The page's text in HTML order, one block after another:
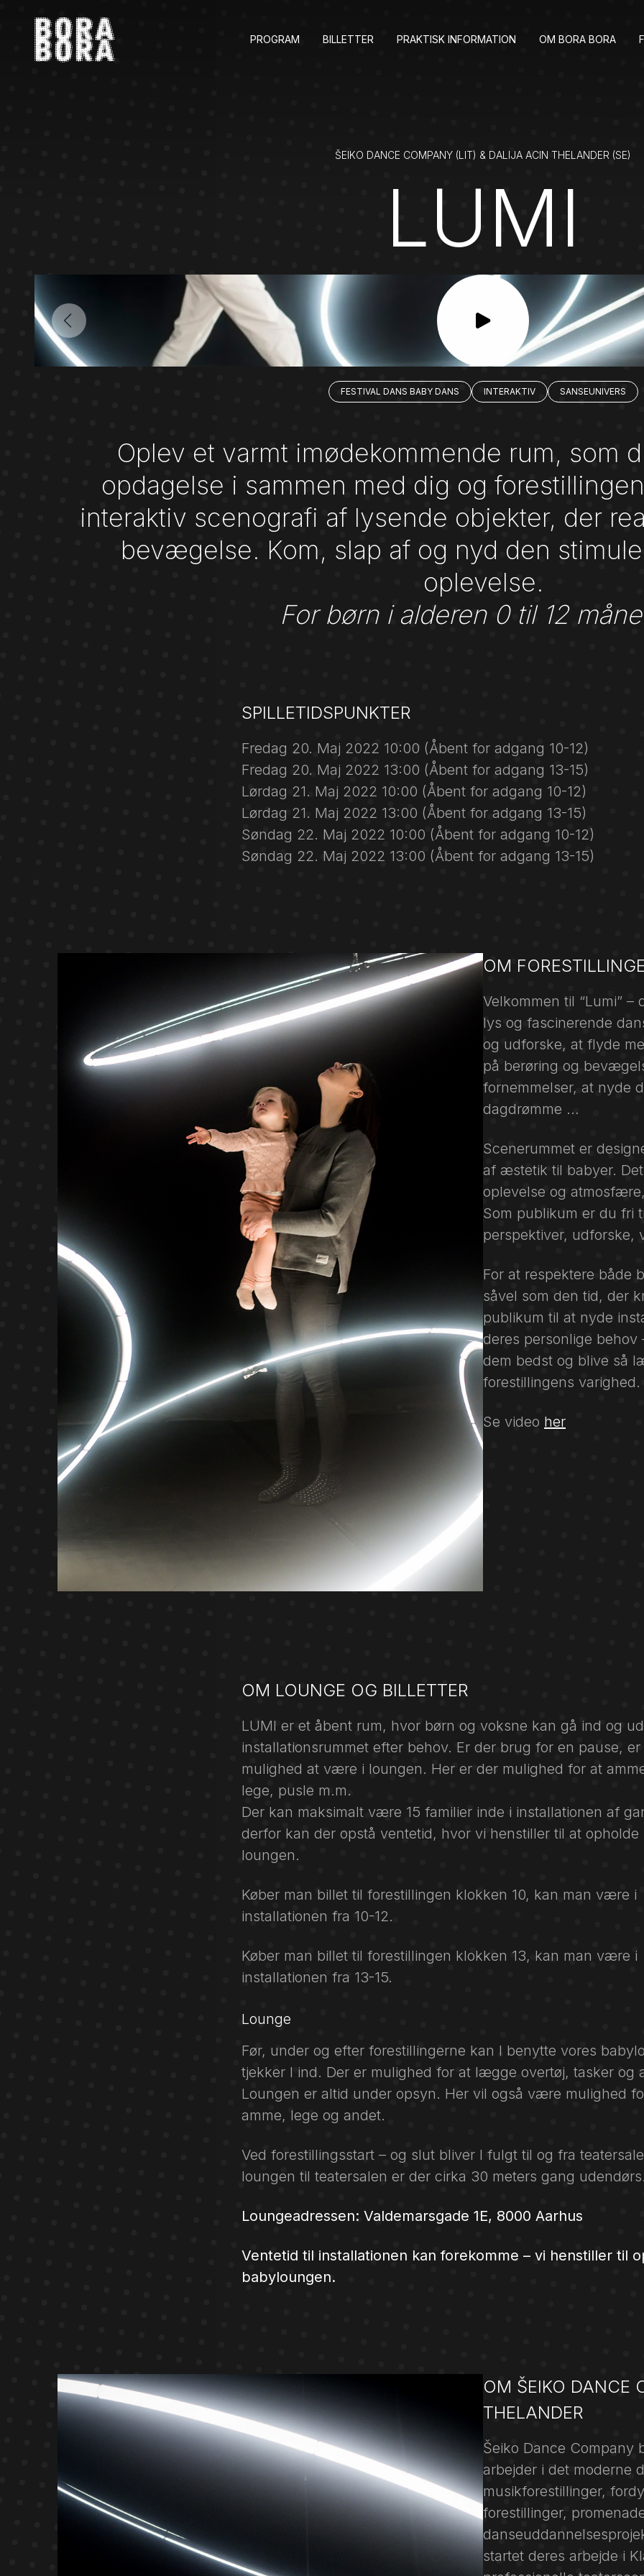
PROGRAM BILLETTER PRAKTISK INFORMATION OM BORA BORA
ŠEIKO DANCE COMPANY (LIT) & DALIJA ACIN THELANDER (SE)
LUMI
FESTIVAL DANS BABY DANS INTERAKTIV SANSEUNIVERS
Oplev et varmt imødekommende rum, som
opdagelse i sammen med dig og
interaktiv scenografi af lysende objekter, der
bevægelse. Kom, slap af og nyd den
oplevelse.
For børn i alderen 0 til 12
SPILLETIDSPUNKTER
Fredag 20. Maj 2022 10:00 (Åbent for adgang 10-12)
Fredag 20. Maj 2022 13:00 (Åbent for adgang 13-15)
Lørdag 21. Maj 2022 10:00 (Åbent for adgang 10-12)
Lørdag 21. Maj 2022 13:00 (Åbent for adgang 13-15)
Søndag 22. Maj 2022 10:00 (Åbent for adgang 10-12)
Søndag 22. Maj 2022 13:00 (Åbent for adgang 13-15)
OM
Velkommen til “Lumi”
lys og fascinerende
og udforske, at flyde
på berøring og
fornemmelser, at nyde
dagdrømme …
Scenerummet er
af æstetik til babyer.
oplevelse og
Som publikum er du fri
perspektiver,
For at respektere både
såvel som den tid, der
publikum til at nyde
deres personlige
dem bedst og blive så
forestillingens varighed.
Se video her
OM LOUNGE OG BILLETTER
LUMI er et åbent rum, hvor børn og voksne kan gå ind og
installationsrummet efter behov. Er der brug for en pause,
mulighed at være i loungen. Her er der mulighed for at
lege, pusle m.m.
Der kan maksimalt være 15 familier inde i installationen af
derfor kan der opstå ventetid, hvor vi henstiller til at opholde
loungen.
Køber man billet til forestillingen klokken 10, kan man være i
installationen fra 10-12.
Køber man billet til forestillingen klokken 13, kan man være i
installationen fra 13-15.
Lounge
Før, under og efter forestillingerne kan I benytte vores
tjekker I ind. Der er mulighed for at lægge overtøj, tasker og
Loungen er altid under opsyn. Her vil også være mulighed
amme, lege og andet.
Ved forestillingsstart – og slut bliver I fulgt til og fra
loungen til teatersalen er der cirka 30 meters gang
Loungeadressen: Valdemarsgade 1E, 8000 Aarhus
Ventetid til installationen kan forekomme – vi henstiller til
babyloungen.
OM ŠEIKO DANCE
THELANDER
Šeiko Dance Company
arbejder i det moderne
musikforestillinger,
forestillinger,
startet deres arbejde i